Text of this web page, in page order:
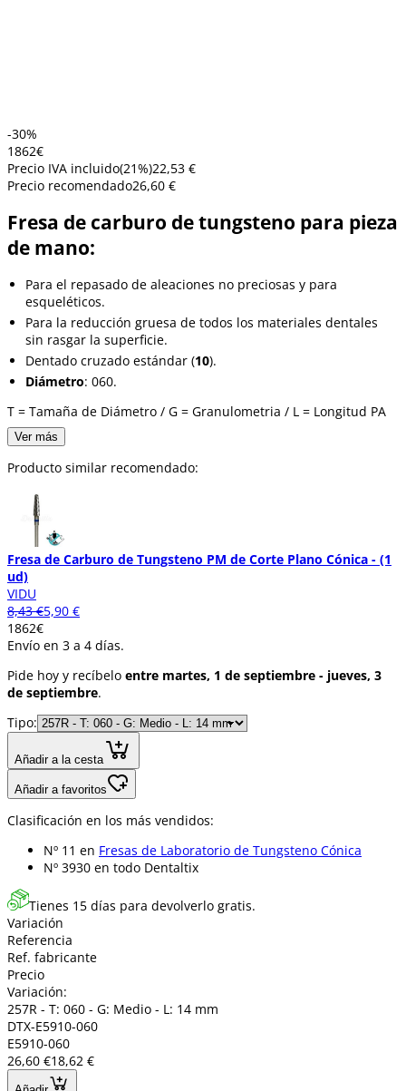
-30%
1862€
Precio IVA incluido(21%)22,53 €
Precio recomendado26,60 €
Fresa de carburo de tungsteno para pieza
de mano:
Para el repasado de aleaciones no preciosas y para
esqueléticos.
Para la reducción gruesa de todos los materiales dentales
sin rasgar la superficie.
Dentado cruzado estándar (10).
Diámetro: 060.
T = Tamaña de Diámetro / G = Granulometria / L = Longitud PA
Ver más
Producto similar recomendado:
Fresa de Carburo de Tungsteno PM de Corte Plano Cónica - (1
ud)
VIDU
8,43 €5,90 €
1862€
Envío en 3 a 4 días.
Pide hoy y recíbelo entre martes, 1 de septiembre - jueves, 3
de septiembre.
Tipo:
Añadir a la cesta
Añadir a favoritos
Clasificación en los más vendidos:
Nº 11 en Fresas de Laboratorio de Tungsteno Cónica
Nº 3930 en todo Dentaltix
Tienes 15 días para devolverlo gratis.
Variación
Referencia
Ref. fabricante
Precio
Variación:
257R - T: 060 - G: Medio - L: 14 mm
DTX-E5910-060
E5910-060
26,60 €18,62 €